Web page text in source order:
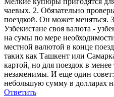
чаевых. 2. Обязательно
поездкой. Он может меняться.
Узбекистане своя валюта -
на сумы по мере
местной валютой в конце
таких как Ташкент или
картой, но для поездок в
незаменимы. И еще один совет:
небольшую сумму в долларах
Ответить